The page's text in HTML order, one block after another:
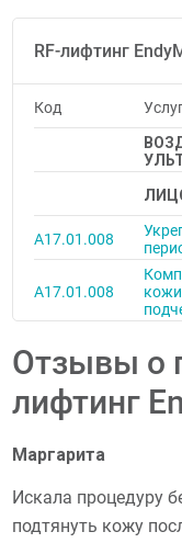
RF-лифтинг
Код
А17.01.008
А17.01.008
Отзывы о
лифтинг
Маргарита
Искала процедуру
подтянуть кожу